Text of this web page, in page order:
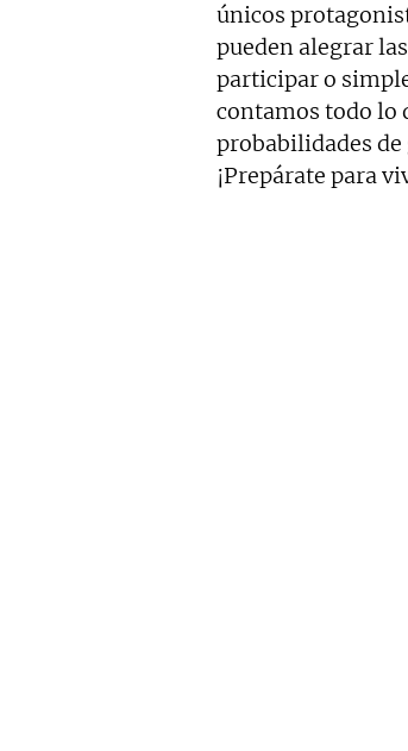
únicos
pueden alegrar
participar o
contamos todo lo
probabilidades
¡Prepárate para